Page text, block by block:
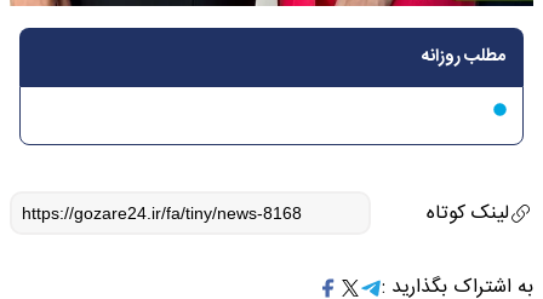
مطلب روزانه
لینک کوتاه
به اشتراک بگذارید :